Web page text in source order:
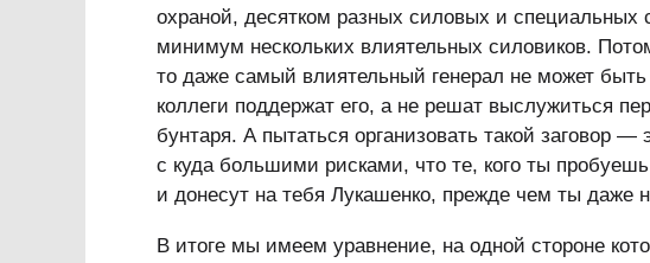
охраной, десятком разных силовых и специальных
минимум нескольких влиятельных силовиков.
то даже самый влиятельный генерал не может
коллеги поддержат его, а не решат выслужиться
бунтаря. А пытаться организовать такой заговор —
с куда большими рисками, что те, кого ты
и донесут на тебя Лукашенко, прежде чем ты даже
В итоге мы имеем уравнение, на одной стороне